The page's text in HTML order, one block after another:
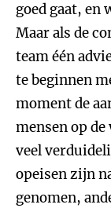
goed gaat, en
Maar als de
team één
te beginnen
moment de
mensen op
veel
opeisen zijn
genomen,